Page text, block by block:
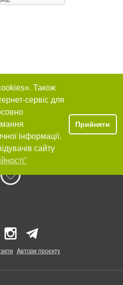
Також
сервіс для
інформації.
сайту
Прийняти
Автори проєкту